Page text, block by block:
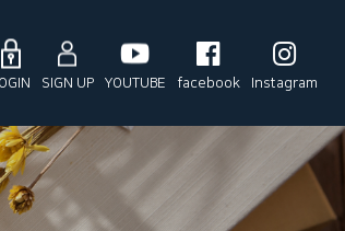
SIGN UP YOUTUBE facebook Instagram